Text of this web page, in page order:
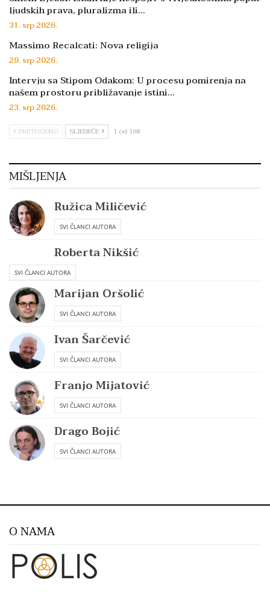
ljudskih prava, pluralizma ili…
31. srp 2026.
Massimo Recalcati: Nova religija
29. srp 2026.
Intervju sa Stipom Odakom: U procesu pomirenja na
našem prostoru približavanje istini…
23. srp 2026.
PRETHODNO SLJEDEĆE 1 od 198
MIŠLJENJA
Ružica Miličević
SVI ČLANCI AUTORA
Roberta Nikšić
SVI ČLANCI AUTORA
Marijan Oršolić
SVI ČLANCI AUTORA
Ivan Šarčević
SVI ČLANCI AUTORA
Franjo Mijatović
SVI ČLANCI AUTORA
Drago Bojić
SVI ČLANCI AUTORA
O NAMA